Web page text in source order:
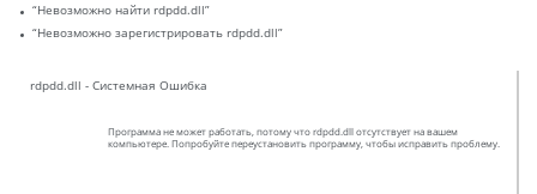
“Невозможно найти rdpdd.dll”
“Невозможно зарегистрировать rdpdd.dll”
rdpdd.dll - Системная Ошибка
Программа не может работать, потому что rdpdd.dll отсутствует на вашем
компьютере. Попробуйте переустановить программу, чтобы исправить проблему.